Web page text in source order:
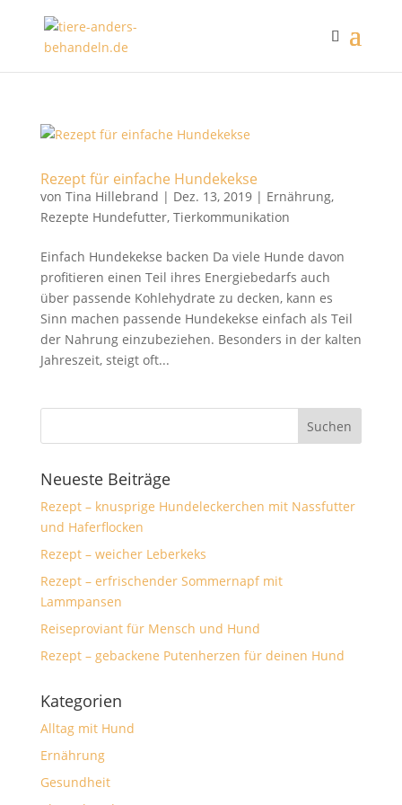
Rezept für einfache Hundekekse
von Tina Hillebrand | Dez. 13, 2019| Ernährung,
Rezepte Hundefutter, Tierkommunikation
Einfach Hundekekse backen Da viele Hunde davon
profitieren einen Teil ihres Energiebedarfs auch
über passende Kohlehydrate zu decken, kann es
Sinn machen passende Hundekekse einfach als Teil
der Nahrung einzubeziehen. Besonders in der kalten
Jahreszeit, steigt oft...
Neueste Beiträge
Rezept – knusprige Hundeleckerchen mit Nassfutter
und Haferflocken
Rezept – weicher Leberkeks
Rezept – erfrischender Sommernapf mit
Lammpansen
Reiseproviant für Mensch und Hund
Rezept – gebackene Putenherzen für deinen Hund
Kategorien
Alltag mit Hund
Ernährung
Gesundheit